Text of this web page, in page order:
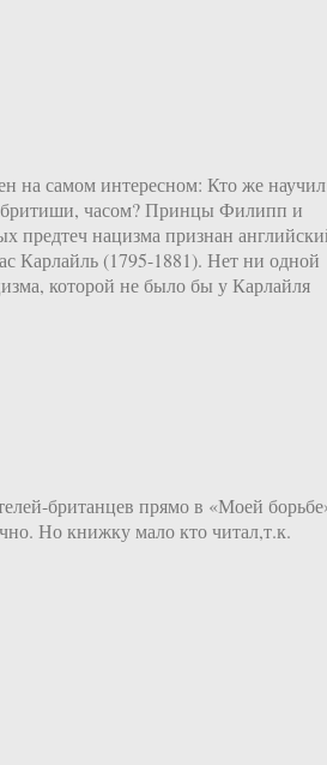
на самом интересном: Кто же научил
бритиши, часом? Принцы Филипп и
предтеч нацизма признан
Карлайль (1795-1881). Нет ни одной
которой не было бы у Карлайля
британцев прямо в «Моей
Но книжку мало кто читал,т.к.